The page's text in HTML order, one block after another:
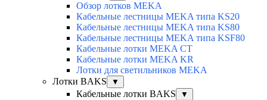
Обзор лотков MEKA
Кабельные лестницы MEKA типа KS20
Кабельные лестницы MEKA типа KS80
Кабельные лестницы MEKA типа KSF80
Кабельные лотки MEKA CT
Кабельные лотки MEKA KR
Лотки для светильников MEKA
Лотки BAKS
▼
Кабельные лотки BAKS ▼